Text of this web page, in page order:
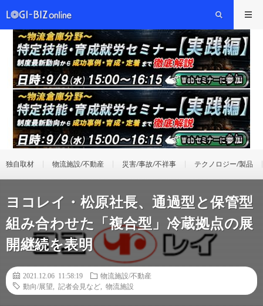
独自取材 物流施設/不動産 災害/事故/不祥事 テクノロジー/製品
ヨコレイ・松原社長、通過型と保管型
組み合わせた「複合型」冷蔵拠点の展
開継続を表明
2021.12.06 11:58:19
物流施設/不動産
動向/展望
記者会見など 物流施設